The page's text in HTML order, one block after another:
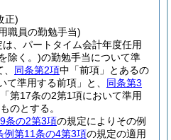
正)
職員の勤勉手当)
は、パートタイム会計年度任用
除く。)の勤勉手当について準
同条第2項中「前項」とあるの
て準用する前項」と、 同条第3
第17条の2第1項において準用
のとする。
条の2第3項の規定によりその例
例第11条の4第3項の規定の適用